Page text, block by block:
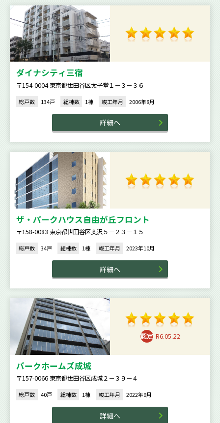
ダイナシティ三宿
〒154-0004 東京都世田谷区太子堂１－３－３６
総戸数 134戸 総棟数 1棟 竣工年月 2006年8月
詳細へ
ザ・パークハウス自由が丘フロント
〒158-0083 東京都世田谷区奥沢５－２３－１５
総戸数 34戸 総棟数 1棟 竣工年月 2023年10月
詳細へ
R6.05.22
パークホームズ成城
〒157-0066 東京都世田谷区成城２－３９－４
総戸数 40戸 総棟数 1棟 竣工年月 2022年9月
詳細へ